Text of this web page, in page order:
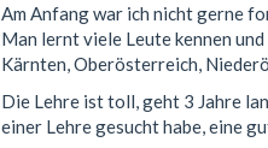
Am Anfang war ich nicht gerne
Man lernt viele Leute kennen
Kärnten, Oberösterreich,
Die Lehre ist toll, geht 3 Jahre
einer Lehre gesucht habe, eine